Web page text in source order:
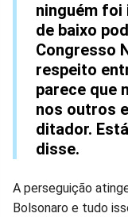
ninguém foi
de baixo
Congresso
respeito
parece que
nos outros
ditador.
disse.
A perseguição
Bolsonaro e tudo